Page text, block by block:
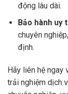
động lâu dài.
Bảo hành uy
chuyên
định.
Hãy liên hệ
trải nghiệm dịch